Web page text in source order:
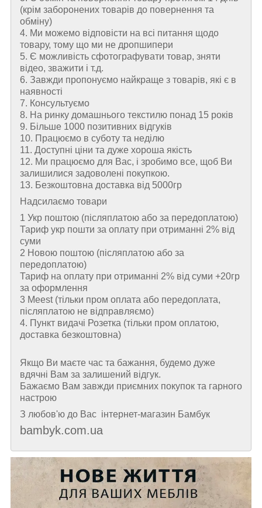
(крім заборонених товарів до повернення та
обміну)
4. Ми можемо відповісти на всі питання щодо
товару, тому що ми не дропшипери
5. Є можливість сфотографувати товар, зняти
відео, зважити і т.д.
6. Завжди пропонуємо найкраще з товарів, які є в
наявності
7. Консультуємо
8. На ринку домашнього текстилю понад 15 років
9. Більше 1000 позитивних відгуків
10. Працюємо в суботу та неділю
11. Доступні ціни та дуже хороша якість
12. Ми працюємо для Вас, і зробимо все, щоб Ви
залишилися задоволені покупкою.
13. Безкоштовна доставка від 5000гр
Надсилаємо товари
1 Укр поштою (пiсляплатою або за передоплатою)
Тариф укр пошти за оплату при отриманні 2% від
суми
2 Новою поштою (пiсляплатою або за
передоплатою)
Тариф на оплату при отриманні 2% від суми +20гр
за оформлення
3 Meest (тільки пром оплата або передоплата,
післяплатою не відправляємо)
4. Пункт видачі Розетка (тільки пром оплатою,
доставка безкоштовна)
Якщо Ви маєте час та бажання, будемо дуже
вдячні Вам за залишений відгук.
Бажаємо Вам завжди приємних покупок та гарного
настрою
З любов'ю до Вас інтернет-магазин Бамбук
bambyk.com.ua